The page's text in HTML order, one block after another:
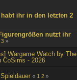
ihr in den letzten 2
nutzt ihr
3 »
Wargame Watch by The
CoSims - 2026
« 1 2 »